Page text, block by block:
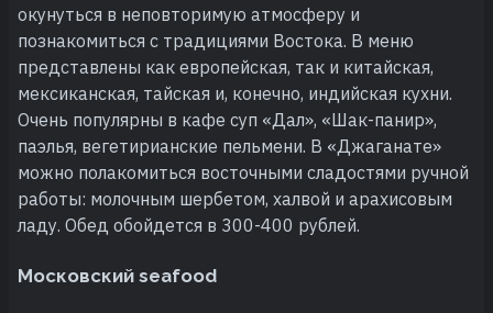
окунуться в неповторимую атмосферу и
познакомиться с традициями Востока. В меню
представлены как европейская, так и китайская,
мексиканская, тайская и, конечно, индийская кухни.
Очень популярны в кафе суп «Дал», «Шак-панир»,
паэлья, вегетирианские пельмени. В «Джаганате»
можно полакомиться восточными сладостями ручной
работы: молочным шербетом, халвой и арахисовым
ладу. Обед обойдется в 300-400 рублей.
Московский seafood